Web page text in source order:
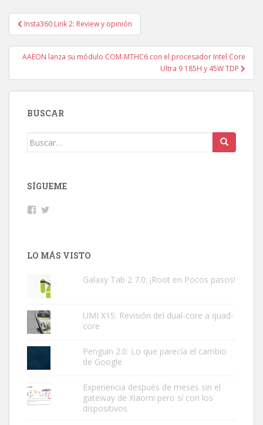
Navegación
de
entradas
Insta360 Link 2: Review y opinión
AAEON lanza su módulo COM-MTHC6 con el procesador Intel Core
Ultra 9 185H y 45W TDP
BUSCAR
Buscar:
SÍGUEME
Facebook
LO MÁS VISTO
Galaxy Tab 2 7.0: ¡Root en Pocos pasos!
UMI X1S: Revisión del dual-core a quad-
core
Penguin 2.0: Lo que parecía el cambio
de Google
Experiencia después de meses sin el
gateway de Xiaomi pero sí con los
dispositivos